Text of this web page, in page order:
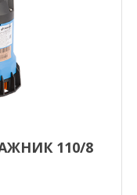
110/8